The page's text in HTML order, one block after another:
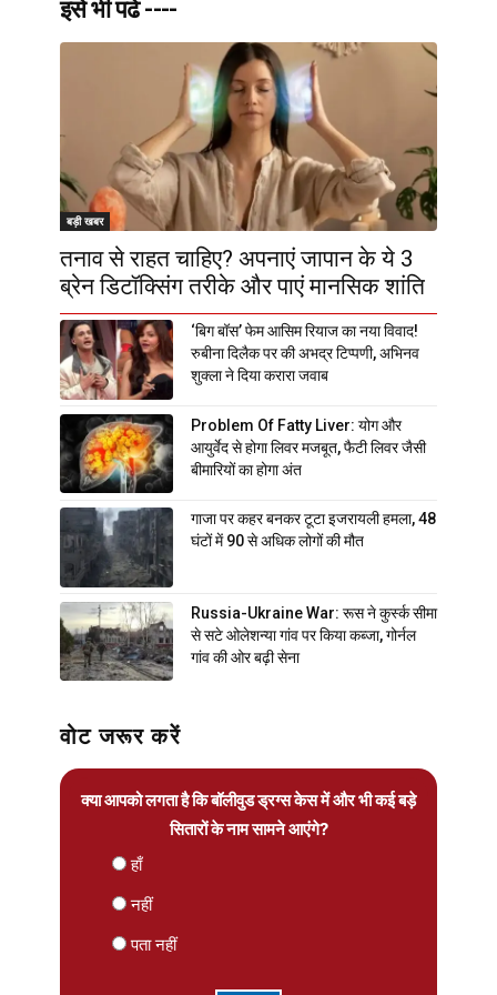
इसे भी पढे ----
बड़ी खबर
तनाव से राहत चाहिए? अपनाएं जापान के ये 3
ब्रेन डिटॉक्सिंग तरीके और पाएं मानसिक शांति
‘बिग बॉस’ फेम आसिम रियाज का नया विवाद!
रुबीना दिलैक पर की अभद्र टिप्पणी, अभिनव
शुक्ला ने दिया करारा जवाब
Problem Of Fatty Liver: योग और
आयुर्वेद से होगा लिवर मजबूत, फैटी लिवर जैसी
बीमारियों का होगा अंत
गाजा पर कहर बनकर टूटा इजरायली हमला, 48
घंटों में 90 से अधिक लोगों की मौत
Russia-Ukraine War: रूस ने कुर्स्क सीमा
से सटे ओलेशन्या गांव पर किया कब्जा, गोर्नल
गांव की ओर बढ़ी सेना
वोट जरूर करें
क्या आपको लगता है कि बॉलीवुड ड्रग्स केस में और भी कई बड़े
सितारों के नाम सामने आएंगे?
हाँ
नहीं
पता नहीं